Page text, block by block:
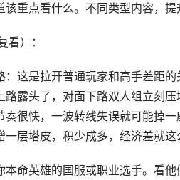
重点看什么。不同类型内容，提
）：
这是拉开普通玩家和高手差距
露头了，对面下路双人组立刻
奏很快，一波转线失误就可能掉
层塔皮，积少成多，经济差就这
命英雄的国服或职业选手。看